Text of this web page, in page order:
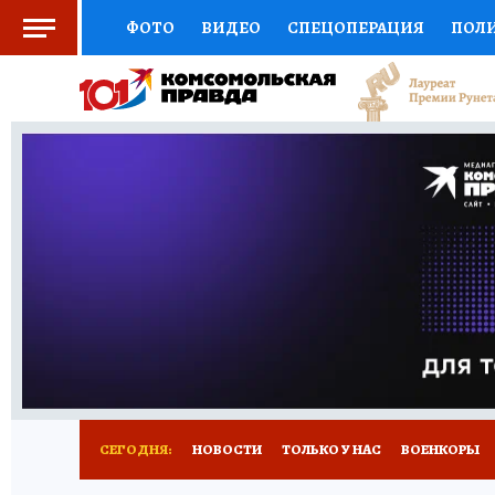
ФОТО ВИДЕО СПЕЦОПЕРАЦИЯ
СОЦПОДДЕРЖКА НАУКА СПОРТ
ВЫБОР ЭКСПЕРТОВ ДОКТОР
ПРОГНОЗЫ НА СПОРТ
НОВОЕ
СЕГОДНЯ: НОВОСТИ ТОЛЬКО У НАС ВОЕНКОРЫ